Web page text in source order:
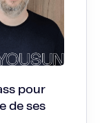
pour
de ses